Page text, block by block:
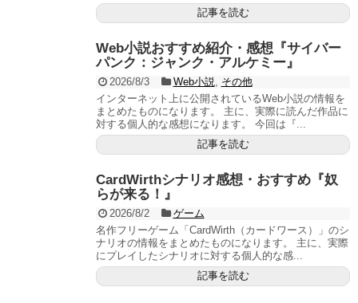
記事を読む
Web小説おすすめ紹介・感想『サイバー
パンク：ジャンク・アルケミー』
2026/8/3 Web小説, その他
インターネット上に公開されているWeb小説の情報を
まとめたものになります。 主に、実際に読んだ作品に
対する個人的な感想になります。 今回は『...
記事を読む
CardWirthシナリオ感想・おすすめ『奴
らが来る！』
2026/8/2
ゲーム
名作フリーゲーム「CardWirth（カードワース）」のシ
ナリオの情報をまとめたものになります。 主に、実際
にプレイしたシナリオに対する個人的な感...
記事を読む